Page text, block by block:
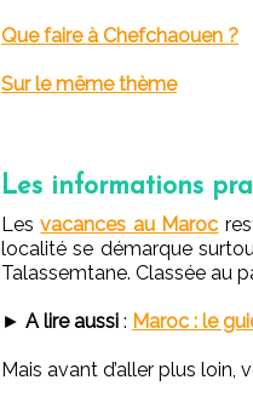
Que faire à Chefchaouen ?
Sur le même thème
Les informations
Lesvacances au Maroc
localité se démarque
Talassemtane. Classée au
► A lire aussi : Maroc : le
Mais avant d’aller plus